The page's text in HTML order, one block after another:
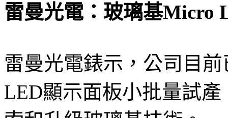
雷曼光電：玻璃基Micro
雷曼光電錶示，公司目
LED顯示面板小批量試